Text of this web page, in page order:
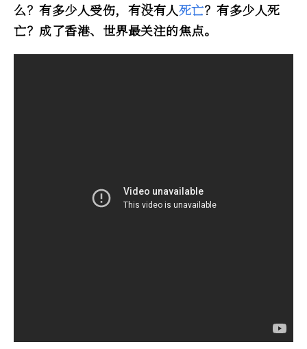
么？有多少人受伤，有没有人死亡？有多少人死
亡？成了香港、世界最关注的焦点。